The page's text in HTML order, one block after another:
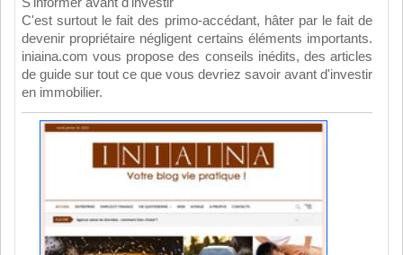
C'est surtout le fait des primo-accédant, hâter par le fait de
devenir propriétaire négligent certains éléments importants.
iniaina.com vous propose des conseils inédits, des articles
de guide sur tout ce que vous devriez savoir avant d'investir
en immobilier.